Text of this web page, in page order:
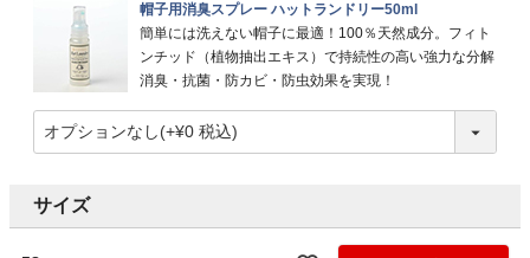
帽子用消臭スプレー ハットランドリー50ml
簡単には洗えない帽子に最適！100％天然成分。フィト
ンチッド（植物抽出エキス）で持続性の高い強力な分解
消臭・抗菌・防カビ・防虫効果を実現！
サイズ